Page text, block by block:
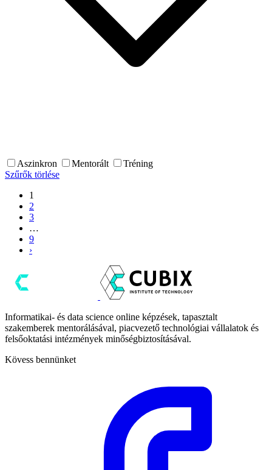
Aszinkron Mentorált
Tréning
Szűrők törlése
1
2
3
…
9
›
Informatikai- és data science online képzések, tapasztalt
szakemberek mentorálásával, piacvezető technológiai vállalatok és
felsőoktatási intézmények minőségbiztosításával.
Kövess bennünket